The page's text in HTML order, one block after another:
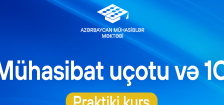
Strategiyası
Əmək
yeni hədəflər
ƏDV ödəyicilərinə
mühüm yenilik –
Bəyannamələri vergi
orqanı özü dolduracaq